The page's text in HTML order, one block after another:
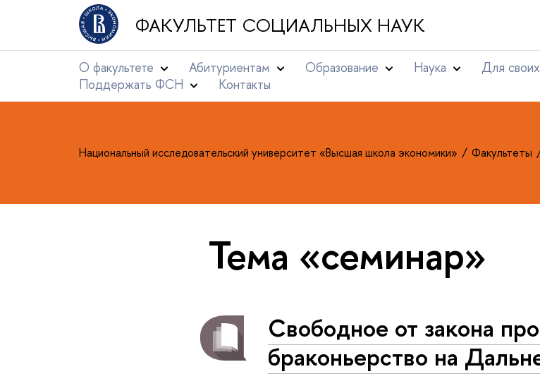
ФАКУЛЬТЕТ СОЦИАЛЬНЫХ НАУК
О факультете Абитуриентам Образование Наука Для своих
Поддержать ФСН
Контакты
Национальный исследовательский университет «Высшая школа экономики» Факультеты
Тема «семинар»
Свободное от закона
браконьерство на